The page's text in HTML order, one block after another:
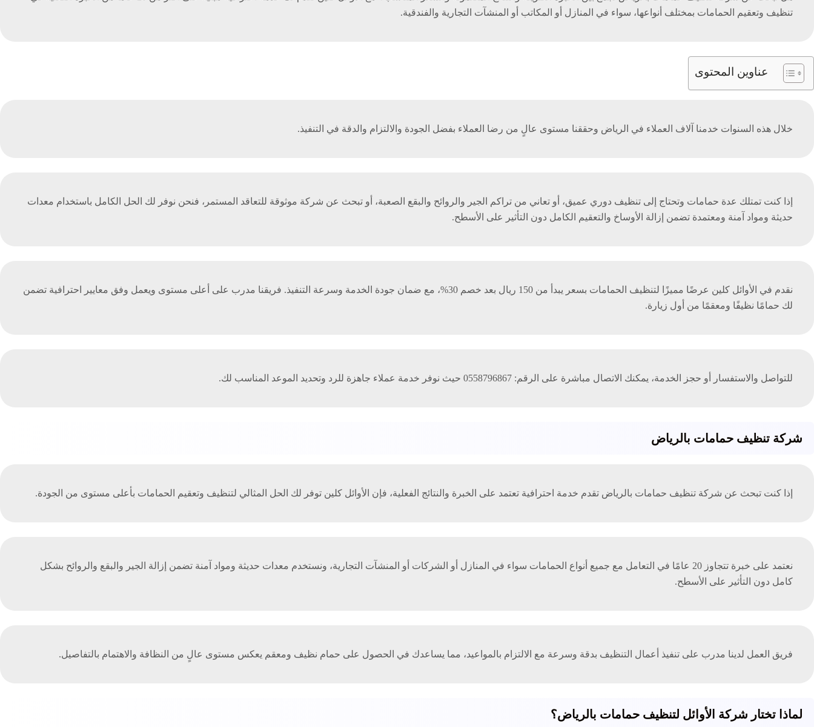
تنظيف وتعقيم الحمامات بمختلف أنواعها، سواء في المنازل أو المكاتب أو المنشآت التجارية والفندقية.
عناوين المحتوى
خلال هذه السنوات خدمنا آلاف العملاء في الرياض وحققنا مستوى عالٍ من رضا العملاء بفضل الجودة والالتزام والدقة في التنفيذ.
إذا كنت تمتلك عدة حمامات وتحتاج إلى تنظيف دوري عميق، أو تعاني من تراكم الجير والروائح والبقع الصعبة، أو تبحث عن شركة موثوقة للتعاقد المستمر، فنحن نوفر لك الحل الكامل باستخدام معدات
حديثة ومواد آمنة ومعتمدة تضمن إزالة الأوساخ والتعقيم الكامل دون التأثير على الأسطح.
نقدم في الأوائل كلين عرضًا مميزًا لتنظيف الحمامات بسعر يبدأ من 150 ريال بعد خصم 30%، مع ضمان جودة الخدمة وسرعة التنفيذ. فريقنا مدرب على أعلى مستوى ويعمل وفق معايير احترافية تضمن
لك حمامًا نظيفًا ومعقمًا من أول زيارة.
للتواصل والاستفسار أو حجز الخدمة، يمكنك الاتصال مباشرة على الرقم: 0558796867 حيث نوفر خدمة عملاء جاهزة للرد وتحديد الموعد المناسب لك.
شركة تنظيف حمامات بالرياض
إذا كنت تبحث عن شركة تنظيف حمامات بالرياض تقدم خدمة احترافية تعتمد على الخبرة والنتائج الفعلية، فإن الأوائل كلين توفر لك الحل المثالي لتنظيف وتعقيم الحمامات بأعلى مستوى من الجودة.
نعتمد على خبرة تتجاوز 20 عامًا في التعامل مع جميع أنواع الحمامات سواء في المنازل أو الشركات أو المنشآت التجارية، ونستخدم معدات حديثة ومواد آمنة تضمن إزالة الجير والبقع والروائح بشكل
كامل دون التأثير على الأسطح.
فريق العمل لدينا مدرب على تنفيذ أعمال التنظيف بدقة وسرعة مع الالتزام بالمواعيد، مما يساعدك في الحصول على حمام نظيف ومعقم يعكس مستوى عالٍ من النظافة والاهتمام بالتفاصيل.
لماذا تختار شركة الأوائل لتنظيف حمامات بالرياض؟